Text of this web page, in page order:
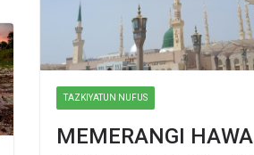
TAZKIYATUN NUFUS
MEMERANGI HAWA